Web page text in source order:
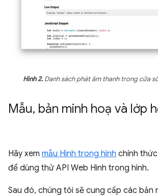
Hình 2.Danh sách phát âm thanh trong cửa
Mẫu, bản minh hoạ và lớp
Hãy xem mẫu Hình trong hình chính
để dùng thử API Web Hình trong hình.
Sau đó, chúng tôi sẽ cung cấp các bản